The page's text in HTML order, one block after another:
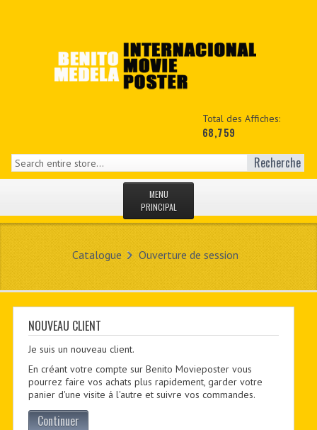
Total des Affiches:
68,759
Recherche
MENU
PRINCIPAL
MON COPTE
CUSTOM PDF
Catalogue Ouverture de session
NOUVEAU CLIENT
Je suis un nouveau client.
En créant votre compte sur Benito Movieposter vous
pourrez faire vos achats plus rapidement, garder votre
panier d'une visite á l'autre et suivre vos commandes.
Continuer